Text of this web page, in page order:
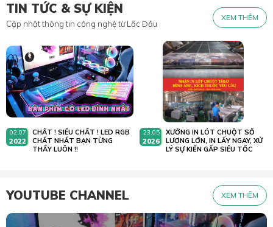
TIN TỨC & SỰ KIỆN
Cập nhật thông tin công nghệ từ Lắc Đầu
XEM THÊM
02.07
2022
CHẤT ! SIÊU CHẤT ! LED RGB
CHẤT NHẤT BẠN TỪNG
THẤY LUÔN !!
23.05
2026
XƯỞNG IN LÓT CHUỘT SỐ
LƯỢNG LỚN, IN LẤY NGAY, XỬ
LÝ SỰ KIẾN GẤP SIÊU TỐC
YOUTUBE CHANNEL XEM THÊM